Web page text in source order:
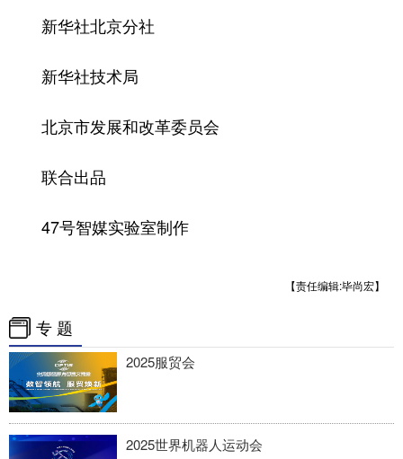
新华社北京分社
新华社技术局
北京市发展和改革委员会
联合出品
47号智媒实验室制作
【责任编辑:毕尚宏】
专 题
2025服贸会
2025世界机器人运动会